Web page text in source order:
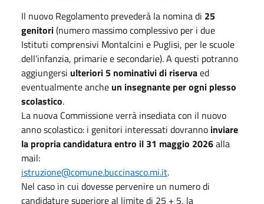
Il nuovo Regolamento prevederà la nomina di 25
genitori(numero massimo complessivo per i due
Istituti comprensivi Montalcini e Puglisi, per le scuole
dell’infanzia, primarie e secondarie). A questi potranno
aggiungersi ulteriori 5 nominativi di riservaed
eventualmente anche un insegnante per ogni plesso
scolastico.
La nuova Commissione verrà insediata con il nuovo
anno scolastico: i genitori interessati dovranno inviare
la propria candidatura entro il 31 maggio 2026alla
mail:
istruzione@comune.buccinasco.mi.it.
Nel caso in cui dovesse pervenire un numero di
candidature superiore al limite di 25 + 5, la